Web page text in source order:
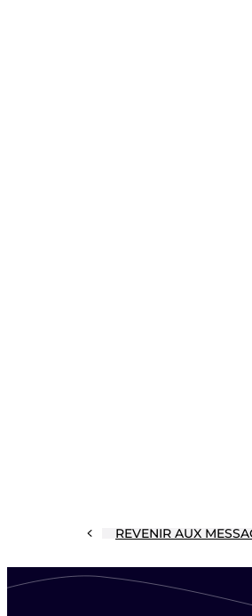
REVENIR AUX